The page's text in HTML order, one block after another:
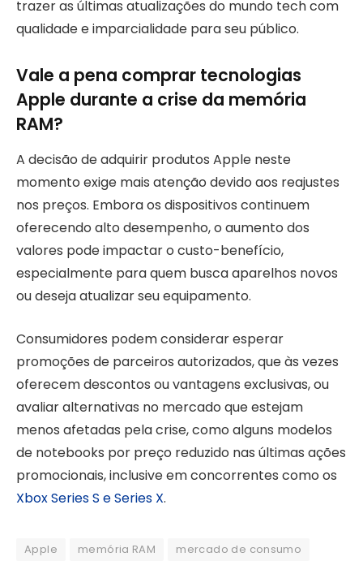
trazer as últimas atualizações do mundo tech com
qualidade e imparcialidade para seu público.
Vale a pena comprar tecnologias
Apple durante a crise da memória
RAM?
A decisão de adquirir produtos Apple neste
momento exige mais atenção devido aos reajustes
nos preços. Embora os dispositivos continuem
oferecendo alto desempenho, o aumento dos
valores pode impactar o custo-benefício,
especialmente para quem busca aparelhos novos
ou deseja atualizar seu equipamento.
Consumidores podem considerar esperar
promoções de parceiros autorizados, que às vezes
oferecem descontos ou vantagens exclusivas, ou
avaliar alternativas no mercado que estejam
menos afetadas pela crise, como alguns modelos
de notebooks por preço reduzido nas últimas ações
promocionais, inclusive em concorrentes como os
Xbox Series S e Series X.
Apple memória RAM
mercado de consumo